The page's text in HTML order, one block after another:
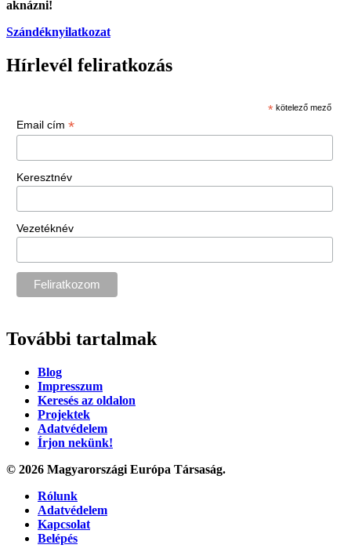
aknázni!
Szándéknyilatkozat
Hírlevél feliratkozás
* kötelező mező
Email cím *
Keresztnév
Vezetéknév
További tartalmak
Blog
Impresszum
Keresés az oldalon
Projektek
Adatvédelem
Írjon nekünk!
© 2026 Magyarországi Európa Társaság.
Rólunk
Adatvédelem
Kapcsolat
Belépés